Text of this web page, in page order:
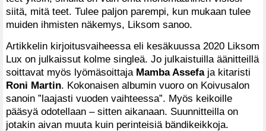
siitä, mitä teet. Tulee paljon parempi, kun mukaan tulee
muiden ihmisten näkemys, Liksom sanoo.
Artikkelin kirjoitusvaiheessa eli kesäkuussa 2020 Liksom
Lux on julkaissut kolme singleä. Jo julkaistuilla äänitteillä
soittavat myös lyömäsoittaja Mamba Assefaja kitaristi
Roni Martin. Kokonaisen albumin vuoro on Koivusalon
sanoin ”laajasti vuoden vaihteessa”. Myös keikoille
pääsyä odotellaan – sitten aikanaan. Suunnitteilla on
jotakin aivan muuta kuin perinteisiä bändikeikkoja.